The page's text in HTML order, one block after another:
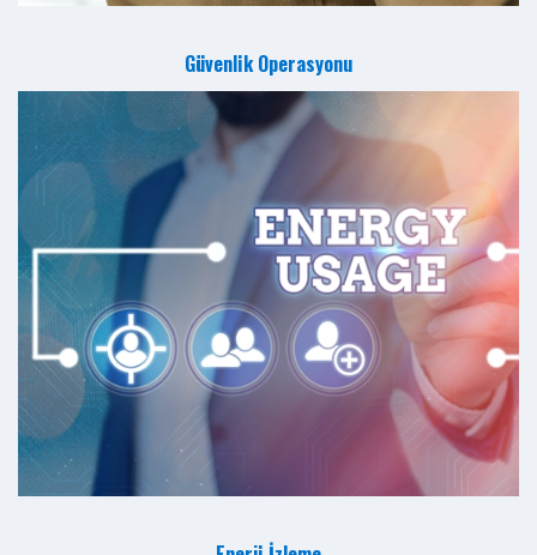
Güvenlik Operasyonu